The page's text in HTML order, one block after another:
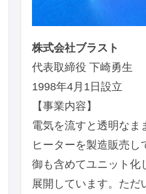
株式会社ブラスト
代表取締役 下崎勇生
1998年4月1日設立
【事業内容】
電気を流すと透明なま
ヒーターを製造販売し
御も含めてユニット化
展開しています。ただ